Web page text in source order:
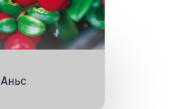
Аньс